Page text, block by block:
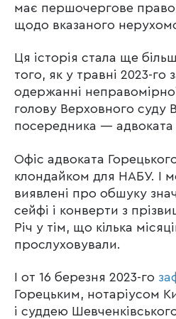
має першочергове
щодо вказаного
Ця історія стала ще
того, як у травні 2023-го
одержанні
голову Верховного суду
посередника — адвоката
Офіс адвоката
клондайком для НАБУ. І
виявлені про обшуку
сейфі і конверти з
Річ у тім, що кілька
прослуховували.
І от 16 березня 2023-го
Горецьким, нотаріусом
і суддею